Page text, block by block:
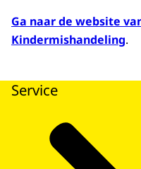
Ga naar de website
Kindermishandeling.
Service